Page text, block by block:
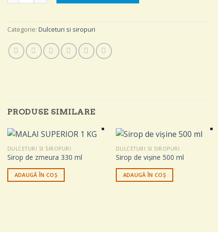
Categorie: Dulceturi si siropuri
PRODUSE SIMILARE
DULCETURI SI SIROPURI
Sirop de zmeura 330 ml
ADAUGĂ ÎN COȘ
DULCETURI SI SIROPURI
Sirop de vișine 500 ml
ADAUGĂ ÎN COȘ